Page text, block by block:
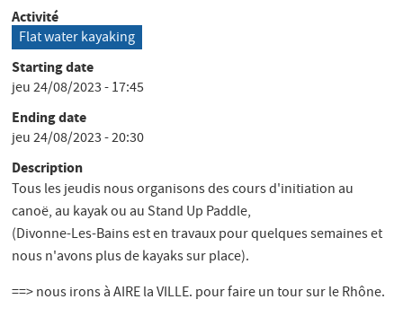
Activité
Flat water kayaking
Starting date
jeu 24/08/2023 - 17:45
Ending date
jeu 24/08/2023 - 20:30
Description
Tous les jeudis nous organisons des cours d'initiation au
canoë, au kayak ou au Stand Up Paddle,
(Divonne-Les-Bains est en travaux pour quelques semaines et
nous n'avons plus de kayaks sur place).
==> nous irons à AIRE la VILLE. pour faire un tour sur le Rhône.